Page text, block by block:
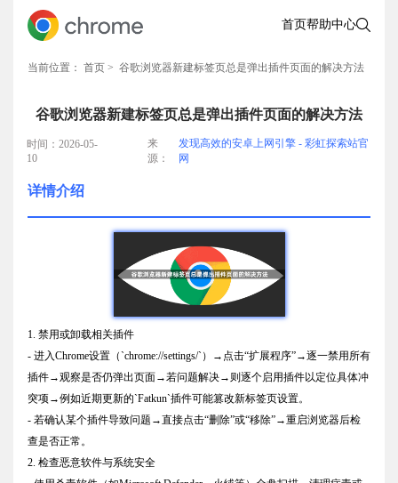
首页帮助中心
当前位置： 首页 > 谷歌浏览器新建标签页总是弹出插件页面的解决方法
谷歌浏览器新建标签页总是弹出插件页面的解决方法
时间：2026-05-
10
来
源：
发现高效的安卓上网引擎 - 彩虹探索站官
网
详情介绍
1. 禁用或卸载相关插件
- 进入Chrome设置（`chrome://settings/`）→点击“扩展程序”→逐一禁用所有
插件→观察是否仍弹出页面→若问题解决→则逐个启用插件以定位具体冲
突项→例如近期更新的`Fatkun`插件可能篡改新标签页设置。
- 若确认某个插件导致问题→直接点击“删除”或“移除”→重启浏览器后检
查是否正常。
2. 检查恶意软件与系统安全